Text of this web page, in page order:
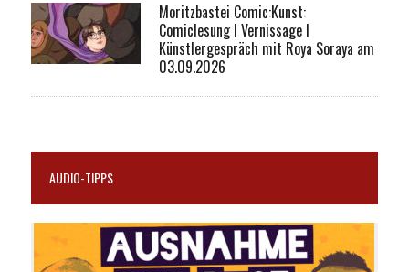
Moritzbastei Comic:Kunst:
Comiclesung I Vernissage I
Künstlergespräch mit Roya Soraya am
03.09.2026
AUDIO-TIPPS